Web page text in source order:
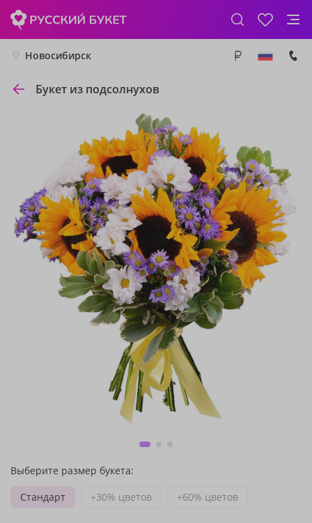
Новосибирск
Букет из подсолнухов
Выберите размер букета:
Стандарт
+30% цветов +60% цветов